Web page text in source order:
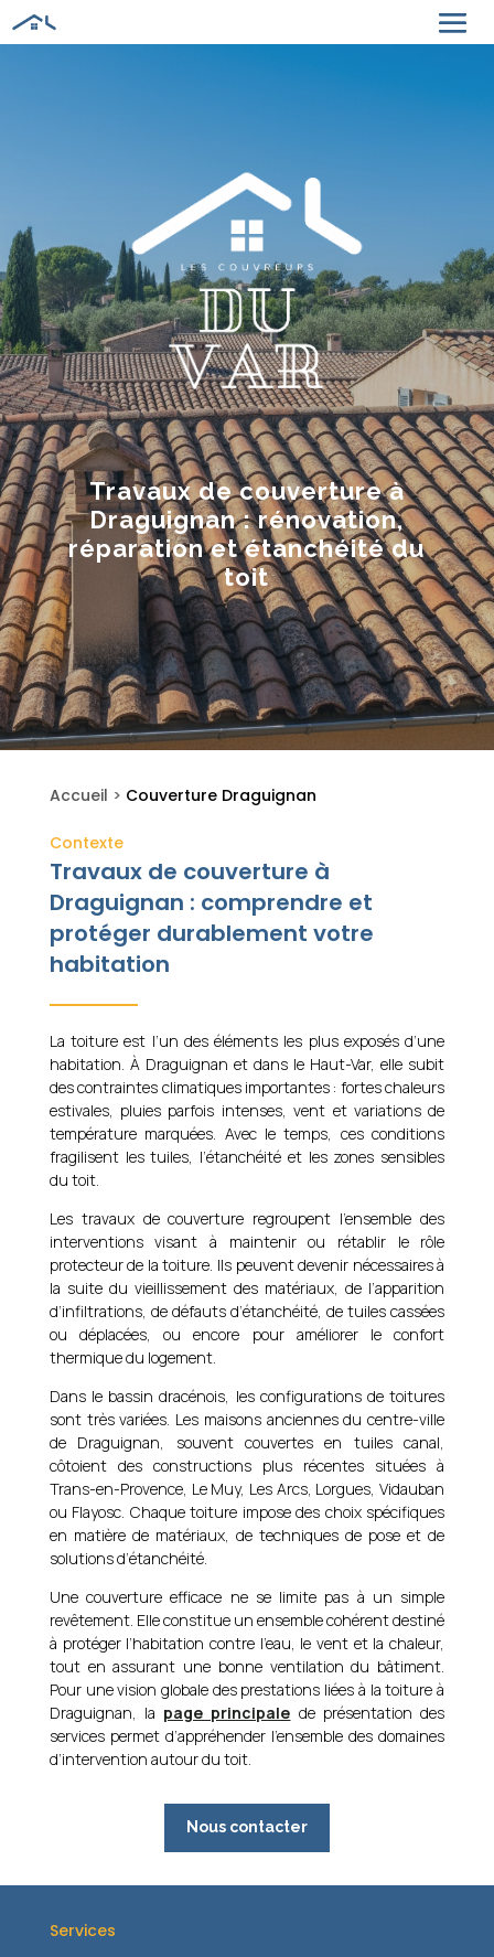
Travaux de couverture à
Draguignan : rénovation,
réparation et étanchéité du
toit
Accueil > Couverture Draguignan
Contexte
Travaux de couverture à
Draguignan : comprendre et
protéger durablement votre
habitation
La toiture est l’un des éléments les plus exposés d’une
habitation. À Draguignan et dans le Haut-Var, elle subit
des contraintes climatiques importantes : fortes chaleurs
estivales, pluies parfois intenses, vent et variations de
température marquées. Avec le temps, ces conditions
fragilisent les tuiles, l’étanchéité et les zones sensibles
du toit.
Les travaux de couverture regroupent l’ensemble des
interventions visant à maintenir ou rétablir le rôle
protecteur de la toiture. Ils peuvent devenir nécessaires à
la suite du vieillissement des matériaux, de l’apparition
d’infiltrations, de défauts d’étanchéité, de tuiles cassées
ou déplacées, ou encore pour améliorer le confort
thermique du logement.
Dans le bassin dracénois, les configurations de toitures
sont très variées. Les maisons anciennes du centre-ville
de Draguignan, souvent couvertes en tuiles canal,
côtoient des constructions plus récentes situées à
Trans-en-Provence, Le Muy, Les Arcs, Lorgues, Vidauban
ou Flayosc. Chaque toiture impose des choix spécifiques
en matière de matériaux, de techniques de pose et de
solutions d’étanchéité.
Une couverture efficace ne se limite pas à un simple
revêtement. Elle constitue un ensemble cohérent destiné
à protéger l’habitation contre l’eau, le vent et la chaleur,
tout en assurant une bonne ventilation du bâtiment.
Pour une vision globale des prestations liées à la toiture à
Draguignan, la page principale de présentation des
services permet d’appréhender l’ensemble des domaines
d’intervention autour du toit.
Nous contacter
Services